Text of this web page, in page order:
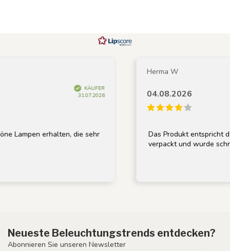
KÄUFER
31.07.2026
erhalten, die sehr
Herma W
04.08.2026
Das Produkt entspricht der
verpackt und wurde
Neueste Beleuchtungstrends entdecken?
Abonnieren Sie unseren Newsletter